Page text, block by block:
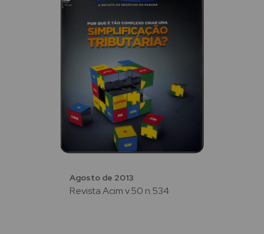
Agosto de 2013
Revista Acim v.50 n.534